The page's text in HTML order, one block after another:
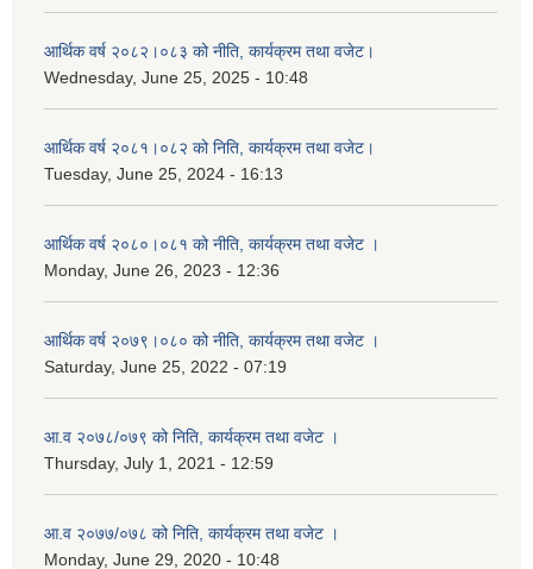
आर्थिक वर्ष २०८२।०८३ को नीति, कार्यक्रम तथा वजेट।
Wednesday, June 25, 2025 - 10:48
आर्थिक वर्ष २०८१।०८२ को निति, कार्यक्रम तथा वजेट।
Tuesday, June 25, 2024 - 16:13
आर्थिक वर्ष २०८०।०८१ को नीति, कार्यक्रम तथा वजेट ।
Monday, June 26, 2023 - 12:36
आर्थिक वर्ष २०७९।०८० को नीति, कार्यक्रम तथा वजेट ।
Saturday, June 25, 2022 - 07:19
आ.व २०७८/०७९ को निति, कार्यक्रम तथा वजेट ।
Thursday, July 1, 2021 - 12:59
आ.व २०७७/०७८ को निति, कार्यक्रम तथा वजेट ।
Monday, June 29, 2020 - 10:48